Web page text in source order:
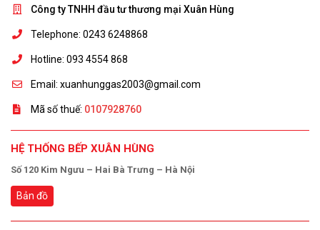
Công ty TNHH đầu tư thương mại Xuân Hùng
Telephone: 0243 6248868
Hotline: 093 4554 868
Email: xuanhunggas2003@gmail.com
Mã số thuế: 0107928760
HỆ THỐNG BẾP XUÂN HÙNG
Số 120 Kim Ngưu – Hai Bà Trưng – Hà Nội
Bản đồ